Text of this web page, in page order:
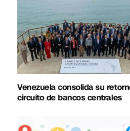
Venezuela consolida su
circuito de bancos centrales